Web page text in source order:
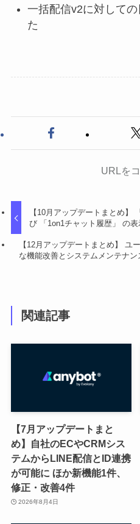
一括配信v2に対して
た
URLを
【10月アップデートまとめ】
び 「1on1チャット履歴」 の
【12月アップデートまとめ】 ユ
な機能改善とシステムメンテナ
関連記事
【7月アップデートまと
め】自社のECやCRMシス
テムからLINE配信とID連携
が可能に ほか新機能1件、
修正・改善4件
2026年8月4日